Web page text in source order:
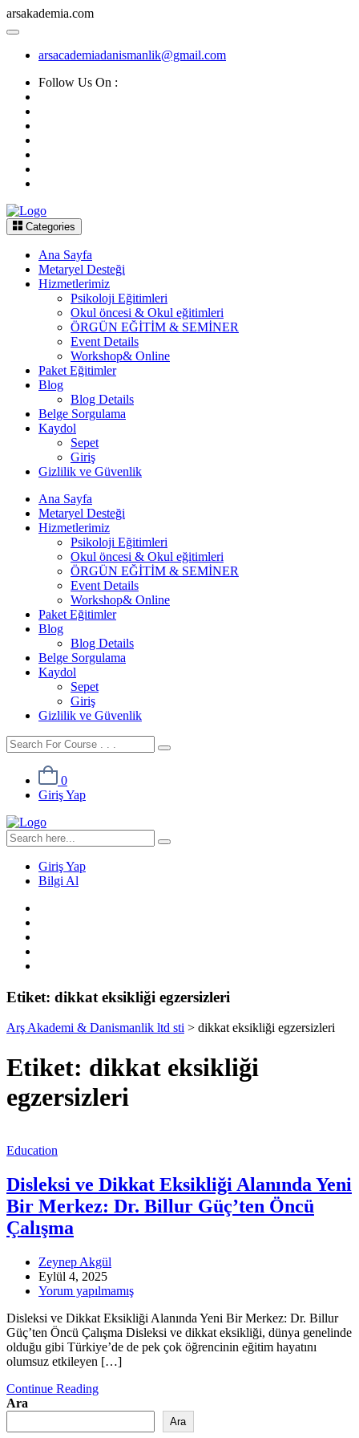
arsakademia.com
arsacademiadanismanlik@gmail.com
Follow Us On :
Categories
Ana Sayfa
Metaryel Desteği
Hizmetlerimiz
Psikoloji Eğitimleri
Okul öncesi & Okul eğitimleri
ÖRGÜN EĞİTİM & SEMİNER
Event Details
Workshop& Online
Paket Eğitimler
Blog
Blog Details
Belge Sorgulama
Kaydol
Sepet
Giriş
Gizlilik ve Güvenlik
Ana Sayfa
Metaryel Desteği
Hizmetlerimiz
Psikoloji Eğitimleri
Okul öncesi & Okul eğitimleri
ÖRGÜN EĞİTİM & SEMİNER
Event Details
Workshop& Online
Paket Eğitimler
Blog
Blog Details
Belge Sorgulama
Kaydol
Sepet
Giriş
Gizlilik ve Güvenlik
0
Giriş Yap
Giriş Yap
Bilgi Al
Etiket: dikkat eksikliği egzersizleri
Arş Akademi & Danismanlik ltd sti > dikkat eksikliği egzersizleri
Etiket: dikkat eksikliği
egzersizleri
Education
Disleksi ve Dikkat Eksikliği Alanında Yeni
Bir Merkez: Dr. Billur Güç’ten Öncü
Çalışma
Zeynep Akgül
Eylül 4, 2025
Yorum yapılmamış
Disleksi ve Dikkat Eksikliği Alanında Yeni Bir Merkez: Dr. Billur
Güç’ten Öncü Çalışma Disleksi ve dikkat eksikliği, dünya genelinde
olduğu gibi Türkiye’de de pek çok öğrencinin eğitim hayatını
olumsuz etkileyen […]
Continue Reading
Ara
Ara